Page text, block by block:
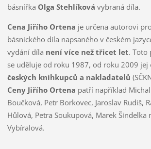
básnířka Olga Stehlíková vybraná díla.
Cena Jiřího Ortena je určena autorovi
básnického díla napsaného v českém
vydání díla není více než třicet let. Toto
se uděluje od roku 1987, od roku 2009 jej
českých knihkupců a nakladatelů
Ceny Jiřího Ortena patří například
Boučková, Petr Borkovec, Jaroslav Rudiš,
Hůlová, Petra Soukupová, Marek Šindelka
Vybíralová.